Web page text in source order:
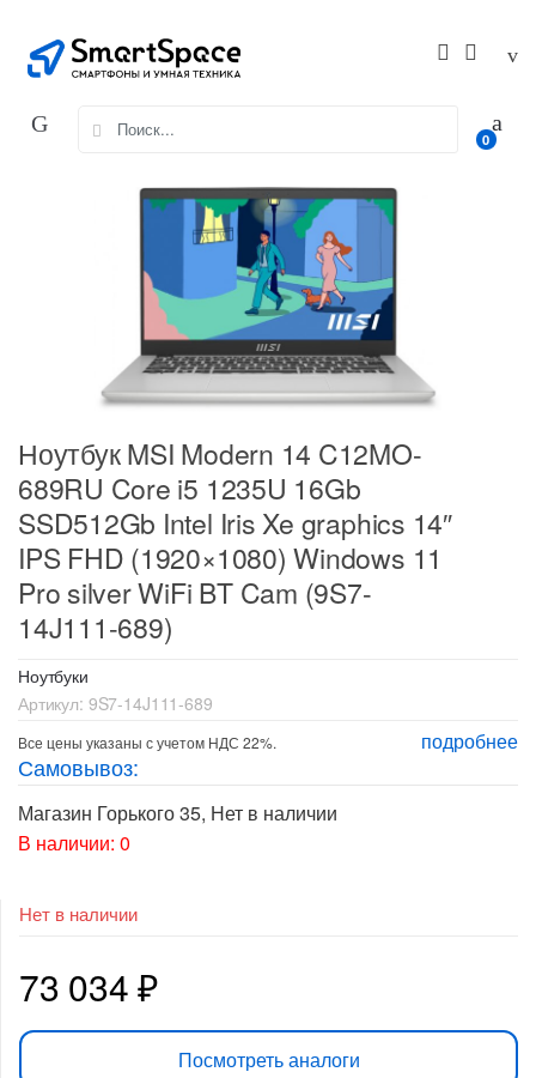
navigation
content
for:
0
Ноутбук MSI Modern 14 C12MO-
689RU Core i5 1235U 16Gb
SSD512Gb Intel Iris Xe graphics 14″
IPS FHD (1920×1080) Windows 11
Pro silver WiFi BT Cam (9S7-
14J111-689)
Ноутбуки
Артикул: 9S7-14J111-689
подробнее
Все цены указаны с учетом НДС 22%.
Самовывоз:
Магазин Горького 35, Нет в наличии
В наличии: 0
Нет в наличии
73 034₽
Посмотреть аналоги